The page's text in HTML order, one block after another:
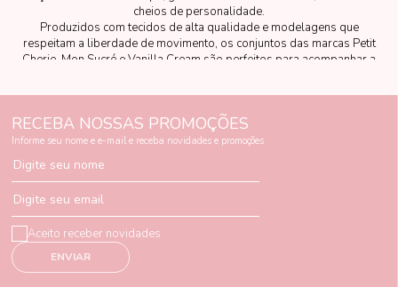
cheios de personalidade.
Produzidos com tecidos de alta qualidade e modelagens que
respeitam a liberdade de movimento, os conjuntos das marcas Petit
Cherie, Mon Sucré e Vanilla Cream são perfeitos para acompanhar a
RECEBA NOSSAS PROMOÇÕES
Informe seu nome e e-mail e receba novidades e promoções
Digite seu nome
Digite seu email
ENVIAR
Aceito receber novidades